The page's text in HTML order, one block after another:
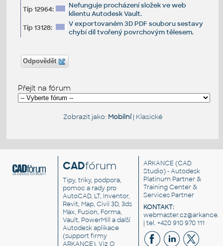
Tip 12964:
Nefunguje procházení složek ve web
klientu Autodesk Vault.
Tip 13128:
V exportovaném 3D PDF souboru sestavy
chybí díl tvořený povrchovým tělesem.
Odpovědět
Přejít na fórum
Zobrazit jako: Mobilní| Klasické
CADfórum
Tipy, triky, podpora,
pomoc a rady pro
AutoCAD, LT, Inventor,
Revit, Map, Civil 3D, 3ds
Max, Fusion, Forma,
Vault, PowerMill a další
Autodesk aplikace
(support firmy
ARKANCE). VizO
ARKANCE (CAD
Studio) - Autodesk
Platinum Partner &
Training Center &
Services Partner
KONTAKT:
| tel. +420 910 970 111